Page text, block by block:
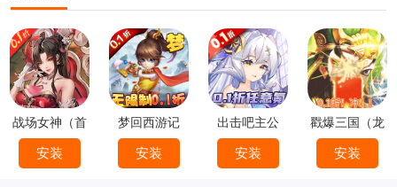
战场女神（首
续0.1折）
安装
梦回西游记
（0.1折）
安装
出击吧主公
（0.1折）
安装
戳爆三国（龙
婿叫你0.1折）
安装